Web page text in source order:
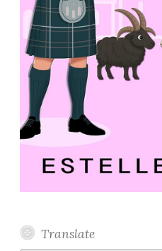
Translate